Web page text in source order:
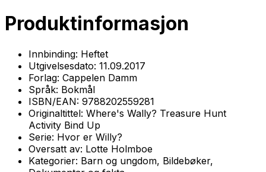
Produktinformasjon
Innbinding: Heftet
Utgivelsesdato: 11.09.2017
Forlag: Cappelen Damm
Språk: Bokmål
ISBN/EAN: 9788202559281
Originaltittel: Where's Wally? Treasure Hunt
Activity Bind Up
Serie: Hvor er Willy?
Oversatt av: Lotte Holmboe
Kategorier: Barn og ungdom, Bildebøker,